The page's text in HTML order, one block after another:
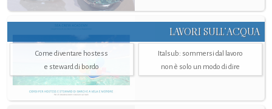
LAVORI SULL’ACQUA
Come diventare hostess
e steward di bordo
Italsub: sommersi dal lavoro
non è solo un modo di dire